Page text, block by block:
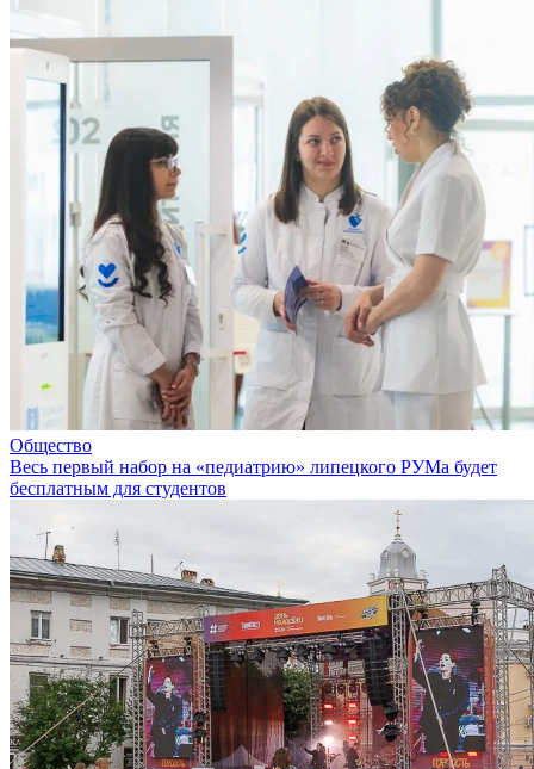
Общество
Весь первый набор на «педиатрию» липецкого РУМа будет
бесплатным для студентов